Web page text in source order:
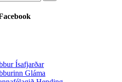
Ísafjarðar
Gláma